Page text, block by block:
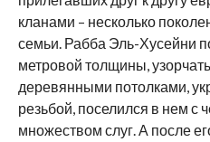
кланами – несколько
семьи. Рабба Эль-Хусейни
метровой толщины,
деревянными потолками,
резьбой, поселился в нем с
множеством слуг. А после